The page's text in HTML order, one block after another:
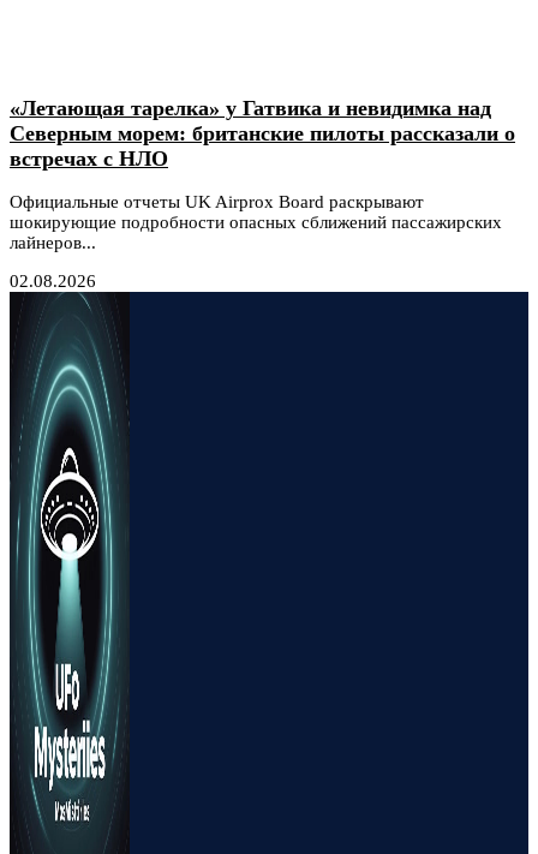
«Летающая тарелка» у Гатвика и невидимка над
Северным морем: британские пилоты рассказали о
встречах с НЛО
Официальные отчеты UK Airprox Board раскрывают
шокирующие подробности опасных сближений пассажирских
лайнеров...
02.08.2026